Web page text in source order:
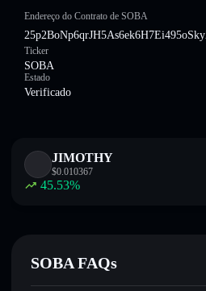
Endereço do Contrato de SOBA
Ticker
SOBA
Estado
Verificado
JIMOTHY
$0.010367
45.53%
SOBA FAQs